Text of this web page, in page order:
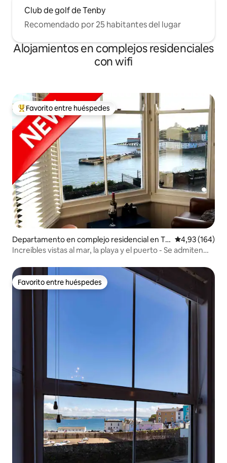
Club de golf de Tenby
Recomendado por 25 habitantes del lugar
Alojamientos en complejos residenciales
con wifi
Favorito entre los huéspedes más destacados
Favorito entre huéspedes
Departamento en complejo residencial en Te
nby
Calificación
4,93 (164)
Increíbles vistas al mar, la playa y el puerto - Se admiten
Favorito entre huéspedes
Favorito entre huéspedes